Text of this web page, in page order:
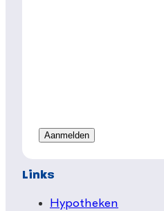
Links
Hypotheken